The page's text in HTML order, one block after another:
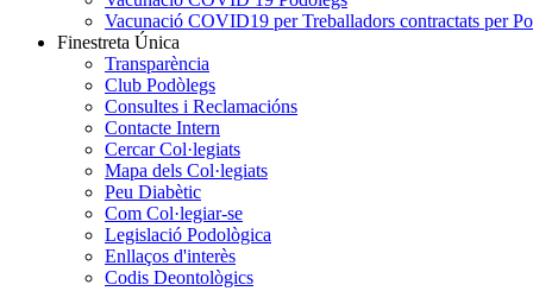
Vacunació COVID19 per Treballadors contractats per
Finestreta Única
Transparència
Club Podòlegs
Consultes i Reclamacións
Contacte Intern
Cercar Col·legiats
Mapa dels Col·legiats
Peu Diabètic
Com Col·legiar-se
Legislació Podològica
Enllaços d'interès
Codis Deontològics